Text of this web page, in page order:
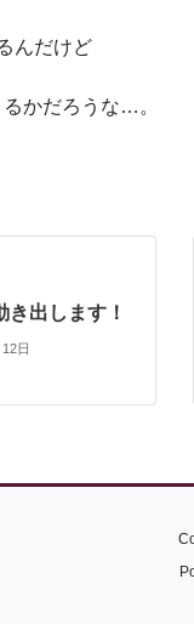
んだけど
かだろうな…。
き出します！
日